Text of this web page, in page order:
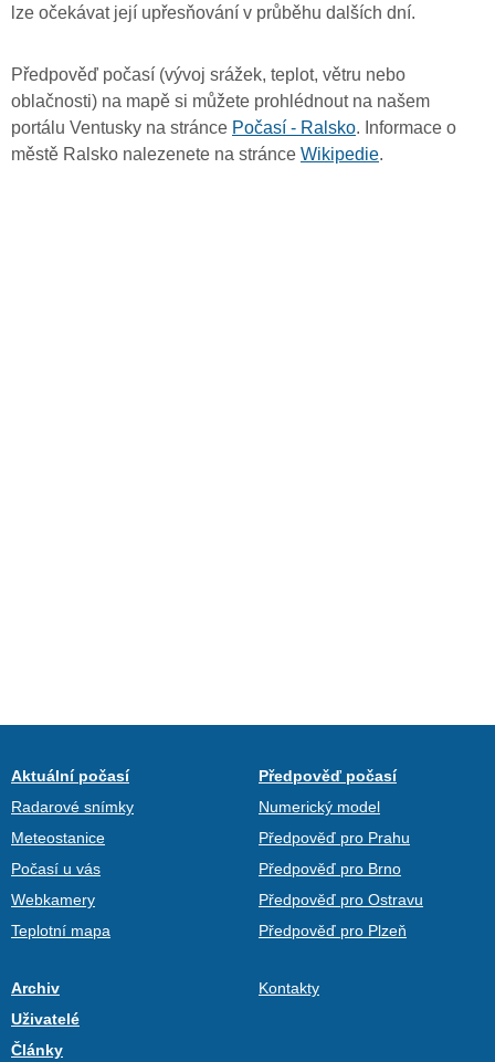
lze očekávat její upřesňování v průběhu dalších dní.
Předpověď počasí (vývoj srážek, teplot, větru nebo
oblačnosti) na mapě si můžete prohlédnout na našem
portálu Ventusky na stránce Počasí - Ralsko. Informace o
městě Ralsko nalezenete na stránce Wikipedie.
Aktuální počasí
Radarové snímky
Meteostanice
Počasí u vás
Webkamery
Teplotní mapa
Předpověď počasí
Numerický model
Předpověď pro Prahu
Předpověď pro Brno
Předpověď pro Ostravu
Předpověď pro Plzeň
Archiv
Uživatelé
Články
Kontakty